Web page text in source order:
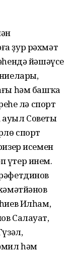
ҙур рәхмәт
йәшәүсе
һәм башҡа
лә спорт
Советы
спорт
исемен
үтер инем.
Илһам,
Салауат,
һәм